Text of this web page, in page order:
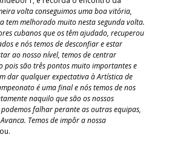
volta conseguimos uma boa vitória,
tem melhorado muito nesta segunda volta.
cubanos que os têm ajudado, recuperou
e nós temos de desconfiar e estar
ao nosso nível, temos de centrar
pois são três pontos muito importantes e
dar qualquer expectativa à Artística de
é uma final e nós temos de nos
naquilo que são os nossos
falhar perante as outras equipas,
Temos de impôr a nossa